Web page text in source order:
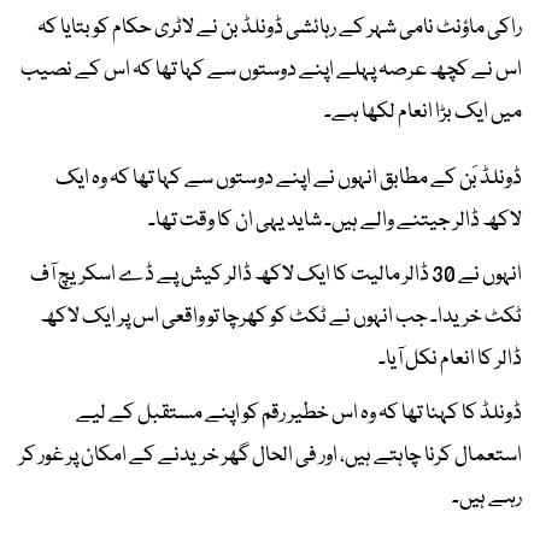
راکی ماؤنٹ نامی شہر کے رہائشی ڈونلڈ بن نے لاٹری حکام کو بتایا کہ
اس نے کچھ عرصہ پہلے اپنے دوستوں سے کہا تھا کہ اس کے نصیب
میں ایک بڑا انعام لکھا ہے۔
ڈونلڈ بَن کے مطابق انہوں نے اپنے دوستوں سے کہا تھا کہ وہ ایک
لاکھ ڈالر جیتنے والے ہیں۔ شاید یہی ان کا وقت تھا۔
انہوں نے 30 ڈالر مالیت کا ایک لاکھ ڈالر کیش پے ڈے اسکریچ آف
ٹکٹ خریدا۔ جب انہوں نے ٹکٹ کو کھرچا تو واقعی اس پر ایک لاکھ
ڈالر کا انعام نکل آیا۔
ڈونلڈ کا کہنا تھا کہ وہ اس خطیر رقم کو اپنے مستقبل کے لیے
استعمال کرنا چاہتے ہیں، اور فی الحال گھر خریدنے کے امکان پر غور کر
رہے ہیں۔